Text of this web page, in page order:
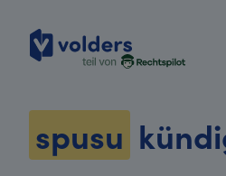
spusu